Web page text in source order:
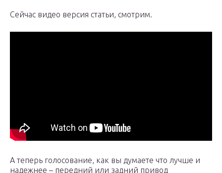
Сейчас видео версия статьи, смотрим.
А теперь голосование, как вы думаете что лучше и
надежнее – передний или задний привод